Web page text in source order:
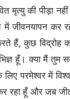
मृत्यु की पीड़ा
कर
हैं, कुछ
हूँ। क्या मैं
परमेश्वर में
हूँ और जब